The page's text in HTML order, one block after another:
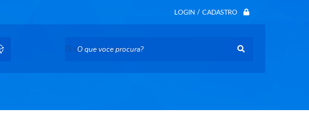
LOGIN / CADASTRO
O que voce procura?